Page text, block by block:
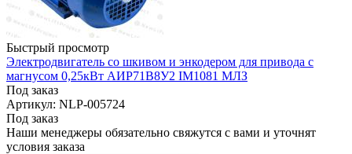
Быстрый просмотр
Электродвигатель со шкивом и энкодером для привода с
магнусом 0,25кВт АИР71В8У2 IM1081 МЛЗ
Под заказ
Артикул: NLP-005724
Под заказ
Наши менеджеры обязательно свяжутся с вами и уточнят
условия заказа